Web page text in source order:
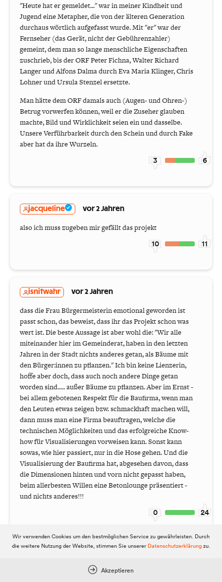
"Heute hat er gemeldet..." war in meiner Kindheit und
Jugend eine Metapher, die von der älteren Generation
durchaus wörtlich aufgefasst wurde. Mit "er" war der
Fernseher (das Gerät, nicht der Gebührenzahler)
gemeint, dem man so lange menschliche Eigenschaften
zuschrieb, bis der ORF Peter Fichna, Walter Richard
Langer und Alfons Dalma durch Eva Maria Klinger, Chris
Lohner und Ursula Stenzel ersetzte.
Man hätte dem ORF damals auch (Augen- und Ohren-)
Betrug vorwerfen können, weil er die Zuseher glauben
machte, Bild und Wirklichkeit seien ein und dasselbe.
Unsere Verführbarkeit durch den Schein und durch Fake
aber hat da ihre Wurzeln.
3 6
jacqueline vor 2 Jahren
also ich muss zugeben mir gefällt das projekt
10 11
isnitwahr vor 2 Jahren
dass die Frau Bürgermeisterin emotional geworden ist
passt schon, das beweist, dass ihr das Projekt schon was
wert ist. Die beste Aussage ist aber wohl die: "Wir alle
miteinander hier im Gemeinderat, haben in den letzten
Jahren in der Stadt nichts anderes getan, als Bäume mit
den Bürger:innen zu pflanzen." Ich bin keine Lienzerin,
hoffe aber doch, dass auch noch andere Dinge getan
worden sind..... außer Bäume zu pflanzen. Aber im Ernst -
bei allem gebotenen Respekt für die Baufirma, wenn man
den Leuten etwas zeigen bzw. schmackhaft machen will,
dann muss man eine Firma beauftragen, welche die
technischen Möglichkeiten und das erfolgreiche Know-
how für Visualisierungen vorweisen kann. Sonst kann
sowas, wie hier passiert, nur in die Hose gehen. Und die
Visualisierung der Baufirma hat, abgesehen davon, dass
die Dimensionen hinten und vorn nicht gepasst haben,
beim allerbesten Willen eine Betonlounge präsentiert -
und nichts anderes!!!
0 24
Wir verwenden Cookies um den bestmöglichen Service zu gewährleisten. Durch
die weitere Nutzung der Website, stimmen Sie unserer Datenschutzerklärungzu.
Akzeptieren